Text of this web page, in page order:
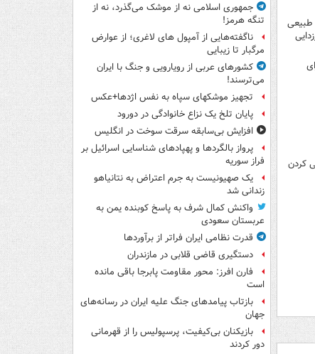
مردم، طبیعی
کردن
جمهوری اسلامی نه از موشک می‌گذرد، نه از
تنگه هرمز!
ناگفته‌هایی از آمپول های لاغری؛ از عوارض
مرگبار تا زیبایی
کشورهای عربی از رویارویی و جنگ با ایران
می‌ترسند!
تجهیز موشکهای سپاه به نفس اژدها+عکس
پایان تلخ یک نزاع خانوادگی در دورود
افزایش بی‌سابقه سرقت سوخت در انگلیس
پرواز بالگردها و پهپادهای شناسایی اسرائیل بر
فراز سوریه
یک صهیونیست به جرم اعتراض به نتانیاهو
زندانی شد
واکنش کمال شرف به پاسخ کوبنده یمن به
عربستان سعودی
قدرت نظامی ایران فراتر از برآوردها
دستگیری قاضی قلابی در مازندران
فارن افرز: محور مقاومت پابرجا باقی مانده
است
بازتاب پیامدهای جنگ علیه ایران در رسانه‌های
جهان
بازیکنان بی‌کیفیت، پرسپولیس را از قهرمانی
دور کردند